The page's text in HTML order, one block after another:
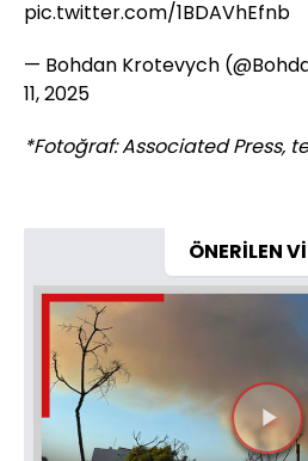
pic.twitter.com/1BDAVhEfnb
— Bohdan Krotevych
11, 2025
*Fotoğraf: Associated Press,
ÖNERİLEN